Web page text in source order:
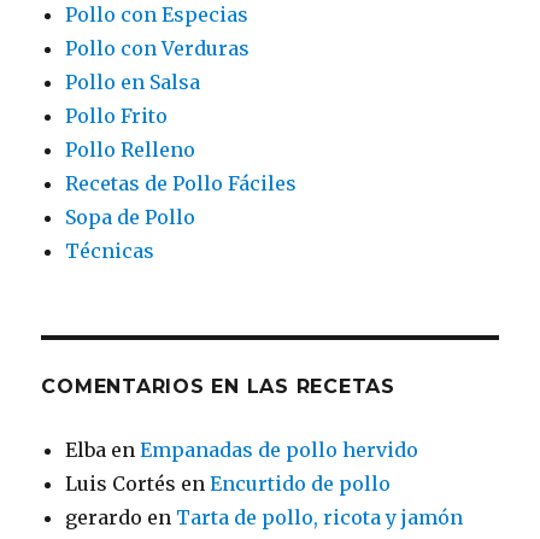
Pollo con Especias
Pollo con Verduras
Pollo en Salsa
Pollo Frito
Pollo Relleno
Recetas de Pollo Fáciles
Sopa de Pollo
Técnicas
COMENTARIOS EN LAS RECETAS
Elba enEmpanadas de pollo hervido
Luis Cortés enEncurtido de pollo
gerardo en Tarta de pollo, ricota y jamón